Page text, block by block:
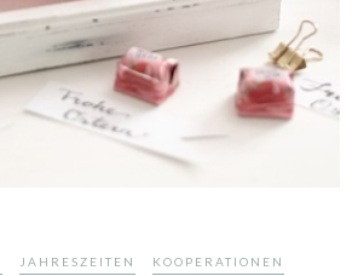
JAHRESZEITEN KOOPERATIONEN